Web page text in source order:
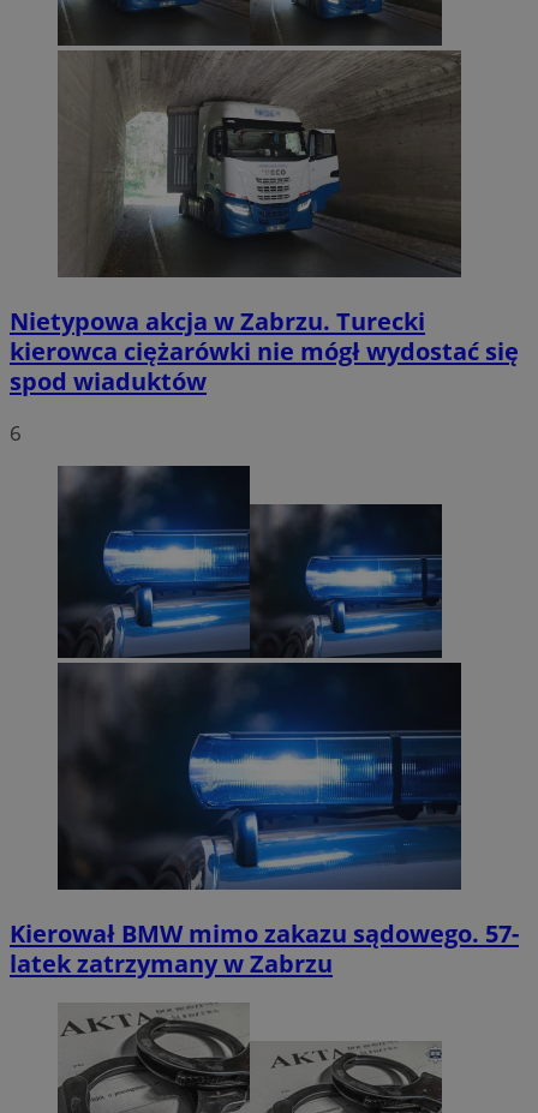
Nietypowa akcja w Zabrzu. Turecki
kierowca ciężarówki nie mógł wydostać się
spod wiaduktów
6
Kierował BMW mimo zakazu sądowego. 57-
latek zatrzymany w Zabrzu